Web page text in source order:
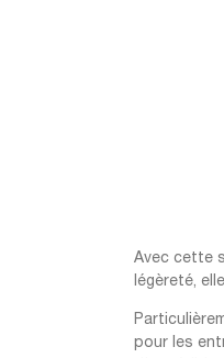
Avec cette
légèreté,
pour les